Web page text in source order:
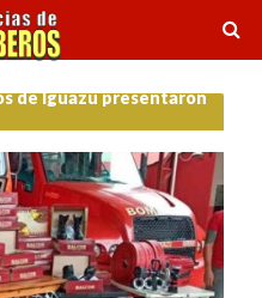
de Iguazú presentaron